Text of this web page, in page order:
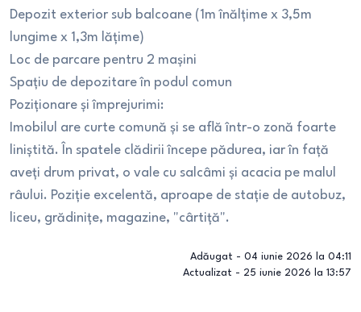
Depozit exterior sub balcoane (1m înălțime x 3,5m
lungime x 1,3m lățime)
Loc de parcare pentru 2 mașini
Spațiu de depozitare în podul comun
Poziționare și împrejurimi:
Imobilul are curte comună și se află într-o zonă foarte
liniștită. În spatele clădirii începe pădurea, iar în față
aveți drum privat, o vale cu salcâmi și acacia pe malul
râului. Poziție excelentă, aproape de stație de autobuz,
liceu, grădinițe, magazine, "cârtiță".
Adăugat - 04 iunie 2026 la 04:11
Actualizat - 25 iunie 2026 la 13:57